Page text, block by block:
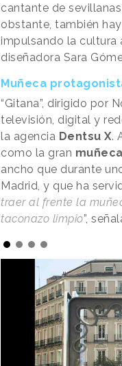
cantante de
obstante, también
impulsando la cultura
diseñadora Sara
Muñeca
“Gitana”, dirigido por
televisión, digital y
la agencia Dentsu X.
como la gran
ancho que durante
Madrid, y que ha
traer al frente la
taconazo limpio”,